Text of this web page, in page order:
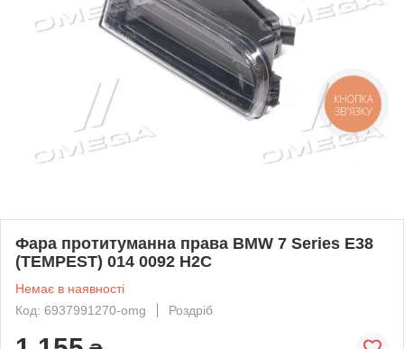
Фара протитуманна права BMW 7 Series E38
(TEMPEST) 014 0092 H2C
Немає в наявності
Код: 6937991270-omg
Роздріб
КНОПКА
ЗВ'ЯЗКУ